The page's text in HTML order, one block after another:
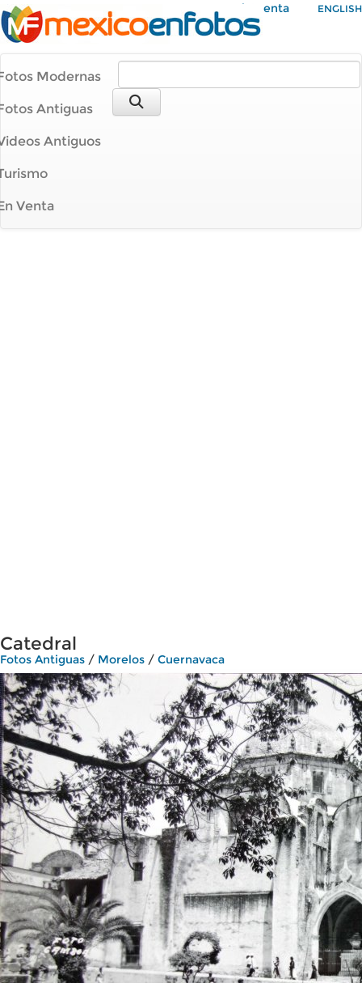
Mi Cuenta ENGLISH
Modernas
Antiguas
Antiguos
Venta
Catedral
Fotos Antiguas / Morelos / Cuernavaca